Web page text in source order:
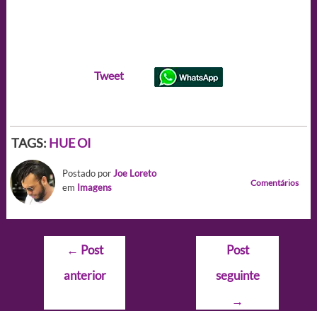
Tweet
TAGS: HUE OI
Postado porJoe Loreto
em Imagens Comentários
Navegação
Post
← Post
anterior
Post
seguinte
→